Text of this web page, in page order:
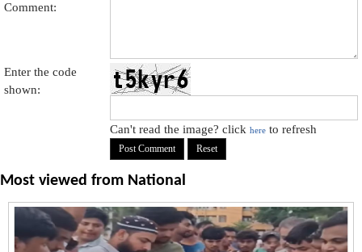
Comment:
Enter the code
shown:
Can't read the image? clickhere to refresh
Most viewed from National